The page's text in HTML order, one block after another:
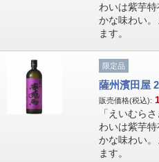
わいは紫芋
かな味わい
ます。
限定品
薩州濱田屋
販売価格(税込):
「えいむら
わいは紫芋
かな味わい
ます。